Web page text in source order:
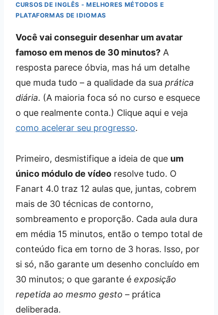
CURSOS DE INGLÊS - MELHORES MÉTODOS E
PLATAFORMAS DE IDIOMAS
Você vai conseguir desenhar um avatar
famoso em menos de 30 minutos? A
resposta parece óbvia, mas há um detalhe
que muda tudo – a qualidade da sua prática
diária. (A maioria foca só no curso e esquece
o que realmente conta.) Clique aqui e veja
como acelerar seu progresso.
Primeiro, desmistifique a ideia de que um
único módulo de vídeo resolve tudo. O
Fanart 4.0 traz 12 aulas que, juntas, cobrem
mais de 30 técnicas de contorno,
sombreamento e proporção. Cada aula dura
em média 15 minutos, então o tempo total de
conteúdo fica em torno de 3 horas. Isso, por
si só, não garante um desenho concluído em
30 minutos; o que garante é exposição
repetida ao mesmo gesto – prática
deliberada.